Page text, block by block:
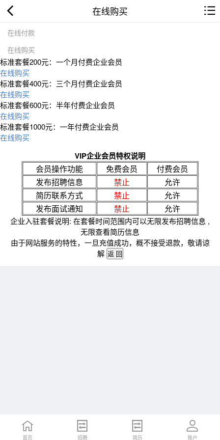
在线购买
在线付款
在线购买
标准套餐200元：一个月付费企业会员
在线购买
标准套餐400元：三个月付费企业会员
在线购买
标准套餐600元：半年付费企业会员
在线购买
标准套餐1000元：一年付费企业会员
在线购买
VIP企业会员特权说明
会员操作功能 免费会员
付费会员
发布招聘信息
禁止
允许
简历联系方式
禁止
允许
发布面试通知
禁止 允许
企业入驻套餐说明: 在套餐时间范围内可以无限发布招聘信息 ,
无限查看简历信息
由于网站服务的特性，一旦充值成功，概不接受退款，敬请谅
解
首页 招聘 简历 账户